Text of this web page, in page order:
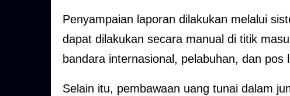
Penyampaian laporan dilakukan melalui
dapat dilakukan secara manual di titik
bandara internasional, pelabuhan, dan pos
Selain itu, pembawaan uang tunai dalam